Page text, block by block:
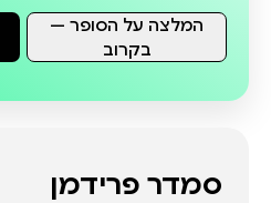
המלצה על הסופר —
בקרוב
סמדר פרידמן